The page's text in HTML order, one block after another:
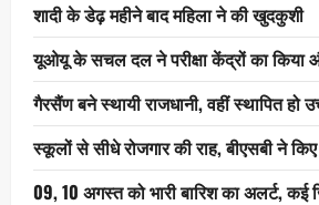
शादी के डेढ़ महीने बाद महिला ने की खुदकुशी
यूओयू के सचल दल ने परीक्षा केंद्रों का किया
गैरसैंण बने स्थायी राजधानी, वहीं स्थापित हो
स्कूलों से सीधे रोजगार की राह, बीएसबी ने
09, 10 अगस्त को भारी बारिश का अलर्ट,